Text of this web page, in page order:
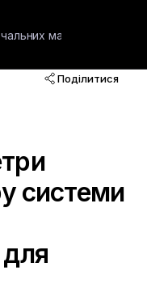
Поділитися
системи